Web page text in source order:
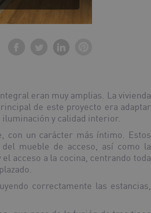
eran muy amplias. La vivienda
de este proyecto era adaptar
y calidad interior.
con un carácter más íntimo. Estos
mueble de acceso, así como la
acceso a la cocina, centrando toda
correctamente las estancias,